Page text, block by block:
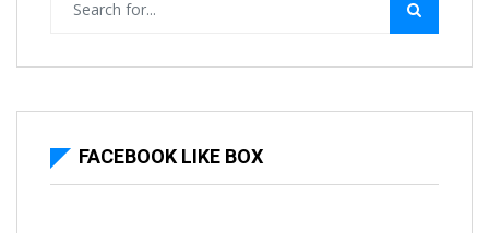
FACEBOOK LIKE BOX